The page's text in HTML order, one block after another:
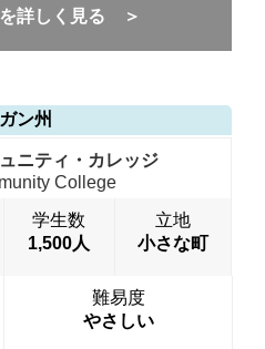
詳しく見る ＞
ン州
ニティ・カレッジ
College
学生数
1,500人
立地
小さな町
難易度
やさしい